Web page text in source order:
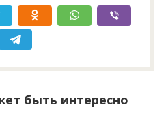
быть интересно